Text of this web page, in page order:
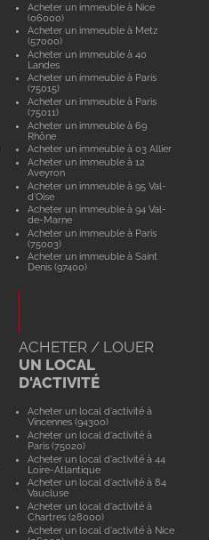
Acheter un immeuble à Nice
(06000)
Acheter un immeuble à Metz
(57000)
Acheter un immeuble à 40
Landes
Acheter un immeuble à Paris
(75015)
Acheter un immeuble à Paris
(75011)
Acheter un immeuble à 69
Rhône
Acheter un immeuble à 03 Allier
Acheter un immeuble à 12
Aveyron
Acheter un immeuble à 95 Val-
d'Oise
Acheter un immeuble à 94 Val-
de-Marne
Acheter un immeuble à Paris
(75003)
Acheter un immeuble à Saint
Denis (97400)
ACHETER / LOUER
UN LOCAL
D'ACTIVITÉ
Acheter un local d'activité à
Vincennes (94300)
Acheter un local d'activité à
Paris (75020)
Acheter un local d'activité à 44
Loire-Atlantique
Acheter un local d'activité à 84
Vaucluse
Acheter un local d'activité à
Chartres (28000)
Acheter un local d'activité à Nice